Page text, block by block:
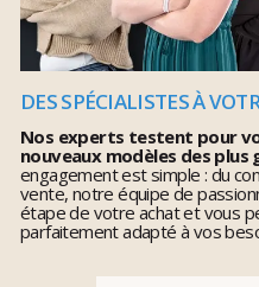
DES SPÉCIALISTES À
Nos experts testent pour
nouveaux modèles des plus
engagement est simple : du
vente, notre équipe de
étape de votre achat et vous
parfaitement adapté à vos